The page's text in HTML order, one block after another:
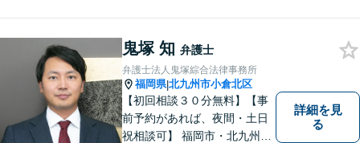
まずはお気軽にご相談くださ
い！
鬼塚 知 弁護士
弁護士法人鬼塚綜合法律事務所
福岡県|北九州市小倉北区
【初回相談３０分無料】【事
前予約があれば、夜間・土日
祝相談可】 福岡市・北九州市
詳細を見
る